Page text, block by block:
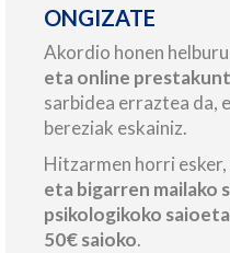
ONGIZATE
Akordio honen
eta online
sarbidea erraztea da,
bereziak eskainiz.
Hitzarmen horri esker,
eta bigarren mailako
psikologikoko
50€ saioko.